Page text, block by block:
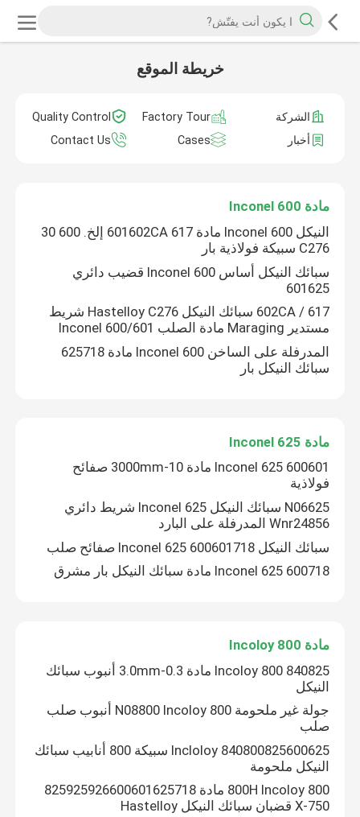
خريطة الموقع
الشركة Factory Tour
Quality Control
أخبار
Cases
Contact Us
مادة Inconel 600
النيكل Inconel 600 مادة 601602CA 617 إلخ. 600 30
C276 سبيكة فولاذية بار
سبائك النيكل أساس Inconel 600 قضيب دائري
601625
602CA / 617 سبائك النيكل Hastelloy C276 شريط
مستدير Maraging مادة الصلب Inconel 600/601
المدرفلة على الساخن Inconel 600 مادة 625718
سبائك النيكل بار
مادة Inconel 625
600601 Inconel 625 مادة 10-3000mm صفائح
فولاذية
N06625 سبائك النيكل Inconel 625 شريط دائري
Wnr24856 المدرفلة على البارد
سبائك النيكل 600601718 Inconel 625 صفائح صلب
600718 Inconel 625 مادة سبائك النيكل بار مشرق
مادة Incoloy 800
840825 Incoloy 800 مادة 0.3-3.0mm أنبوب سبائك
النيكل
جولة غير ملحومة N08800 Incoloy 800 أنبوب صلب
صلب
Incloloy 840800825600625 سبيكة 800 أنابيب سبائك
النيكل ملحومة
800H Incoloy 800 مادة 825925926600601625718
X-750 قضبان سبائك النيكل Hastelloy